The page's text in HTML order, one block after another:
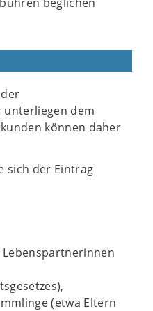
unterliegen dem
können daher
sich der Eintrag
(etwa Eltern